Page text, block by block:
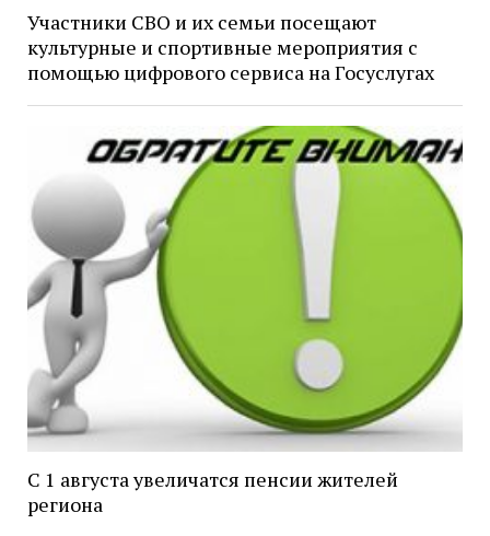
Участники СВО и их семьи посещают
культурные и спортивные мероприятия с
помощью цифрового сервиса на Госуслугах
С 1 августа увеличатся пенсии жителей
региона